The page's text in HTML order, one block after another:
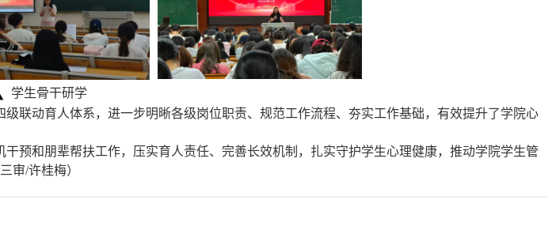
学生骨干研学
联动育人体系，进一步明晰各级岗位职责、规范工作流程、夯实工作基础，有效提升了学院心
预和朋辈帮扶工作，压实育人责任、完善长效机制，扎实守护学生心理健康，推动学院学生管
审/许桂梅）